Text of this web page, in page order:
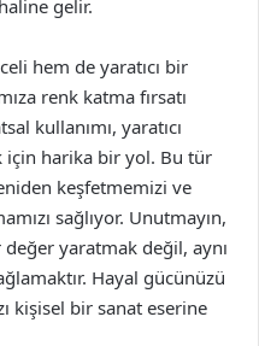
gelir.
hem de yaratıcı bir
renk katma fırsatı
kullanımı, yaratıcı
için harika bir yol. Bu tür
keşfetmemizi ve
sağlıyor. Unutmayın,
değer yaratmak değil, aynı
Hayal gücünüzü
kişisel bir sanat eserine